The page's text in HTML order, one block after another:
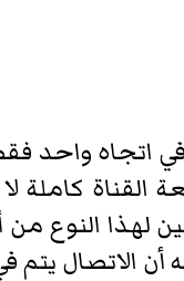
في اتجاه واحد
كاملة
لهذا
أن الاتصال يتم